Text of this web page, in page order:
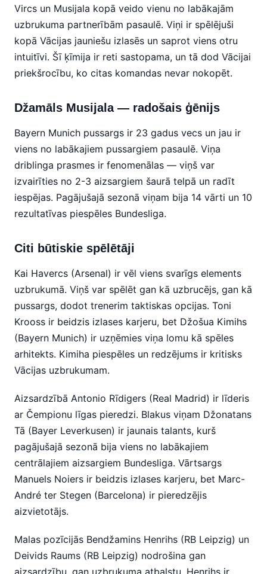
Vircs un Musijala kopā veido vienu no labākajām
uzbrukuma partnerībām pasaulē. Viņi ir spēlējuši
kopā Vācijas jauniešu izlasēs un saprot viens otru
intuitīvi. Šī ķīmija ir reti sastopama, un tā dod Vācijai
priekšrocību, ko citas komandas nevar nokopēt.
Džamāls Musijala — radošais ģēnijs
Bayern Munich pussargs ir 23 gadus vecs un jau ir
viens no labākajiem pussargiem pasaulē. Viņa
driblinga prasmes ir fenomenālas — viņš var
izvairīties no 2-3 aizsargiem šaurā telpā un radīt
iespējas. Pagājušajā sezonā viņam bija 14 vārti un 10
rezultatīvas piespēles Bundesliga.
Citi būtiskie spēlētāji
Kai Havercs (Arsenal) ir vēl viens svarīgs elements
uzbrukumā. Viņš var spēlēt gan kā uzbrucējs, gan kā
pussargs, dodot trenerim taktiskas opcijas. Toni
Krooss ir beidzis izlases karjeru, bet Džošua Kimihs
(Bayern Munich) ir uzņēmies viņa lomu kā spēles
arhitekts. Kimiha piespēles un redzējums ir kritisks
Vācijas uzbrukumam.
Aizsardzībā Antonio Rīdigers (Real Madrid) ir līderis
ar Čempionu līgas pieredzi. Blakus viņam Džonatans
Tā (Bayer Leverkusen) ir jaunais talants, kurš
pagājušajā sezonā bija viens no labākajiem
centrālajiem aizsargiem Bundesliga. Vārtsargs
Manuels Noiers ir beidzis izlases karjeru, bet Marc-
André ter Stegen (Barcelona) ir pieredzējis
aizvietotājs.
Malas pozīcijās Bendžamins Henrihs (RB Leipzig) un
Deivids Raums (RB Leipzig) nodrošina gan